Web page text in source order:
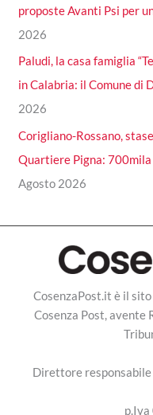
proposte Avanti Psi per
2026
Paludi, la casa famiglia
in Calabria: il Comune di
2026
Corigliano-Rossano,
Quartiere Pigna:
Agosto 2026
CosenzaPost.it è il
Cosenza Post, avente
Direttore responsabile